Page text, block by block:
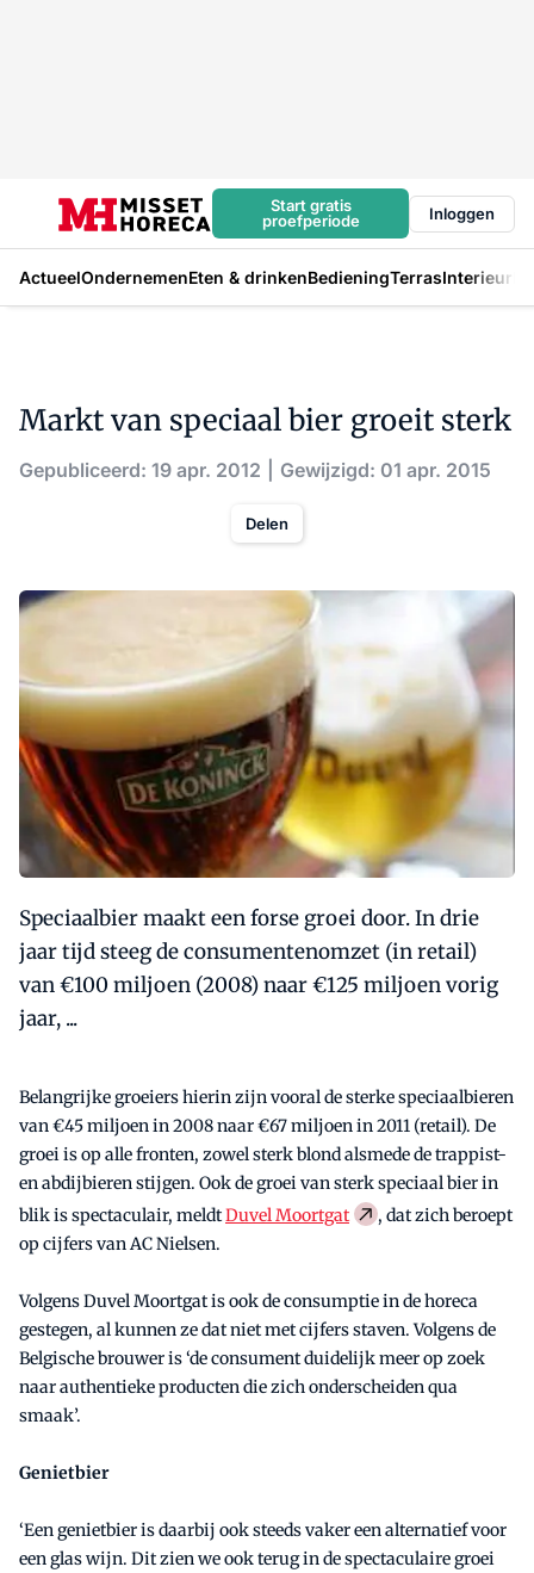
Start gratis
proefperiode
Inloggen
ActueelOndernemenEten & drinkenBedieningTerrasInterieur
Markt van speciaal bier groeit sterk
Gepubliceerd: 19 apr. 2012 Gewijzigd: 01 apr. 2015
Delen
Speciaalbier maakt een forse groei door. In drie
jaar tijd steeg de consumentenomzet (in retail)
van €100 miljoen (2008) naar €125 miljoen vorig
jaar, ...
Belangrijke groeiers hierin zijn vooral de sterke speciaalbieren
van €45 miljoen in 2008 naar €67 miljoen in 2011 (retail). De
groei is op alle fronten, zowel sterk blond alsmede de trappist-
en abdijbieren stijgen. Ook de groei van sterk speciaal bier in
blik is spectaculair, meldtDuvel Moortgat
, dat zich beroept
op cijfers van AC Nielsen.
Volgens Duvel Moortgat is ook de consumptie in de horeca
gestegen, al kunnen ze dat niet met cijfers staven. Volgens de
Belgische brouwer is ‘de consument duidelijk meer op zoek
naar authentieke producten die zich onderscheiden qua
smaak’.
Genietbier
‘Een genietbier is daarbij ook steeds vaker een alternatief voor
een glas wijn. Dit zien we ook terug in de spectaculaire groei